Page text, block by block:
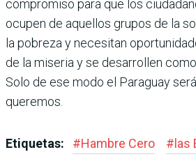
compromiso para que los
ocupen de aquellos grupos de la
la pobreza y necesitan
de la miseria y se desarro­llen
Solo de ese modo el Paraguay
queremos.
Etiquetas: #Hambre Cero # las